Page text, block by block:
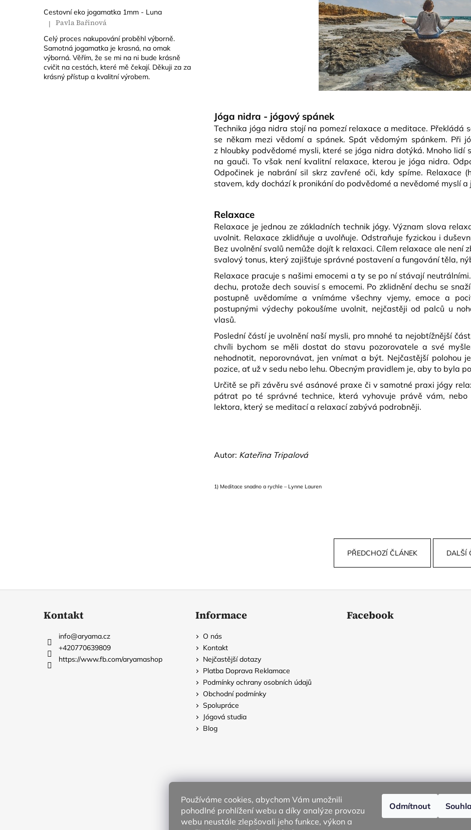
Používáme cookies, abychom Vám umožnili
pohodlné prohlížení webu a díky analýze provozu
webu neustále zlepšovali jeho funkce, výkon a
Odmítnout
Cestovní eko jogamatka 1mm - Luna
Hodnocení produktu je 5 z 5 hvězdiček.
| Pavla Bařinová
Celý proces nakupování proběhl výborně.
Samotná jogamatka je krasná, na omak
výborná. Věřím, že se mi na ni bude krásně
cvičit na cestách, které mě čekají. Děkuji za za
krásný přístup a kvalitní výrobem.
Jóga nidra - jógový spánek
Technika jóga nidra stojí na pomezí relaxace a meditace. Překládá
se někam mezi vědomí a spánek. Spát vědomým spánkem. Při
z hloubky podvědomé mysli, které se jóga nidra dotýká. Mnoho lidí
na gauči. To však není kvalitní relaxace, kterou je jóga nidra.
Odpočinek je nabrání sil skrz zavřené oči, kdy spíme. Relaxace
stavem, kdy dochází k pronikání do podvědomé a nevědomé myslí
Relaxace
Relaxace je jednou ze základních technik jógy. Význam slova
uvolnit. Relaxace zklidňuje a uvolňuje. Odstraňuje fyzickou i
Bez uvolnění svalů nemůže dojít k relaxaci. Cílem relaxace ale není
svalový tonus, který zajišťuje správné postavení a fungování těla,
Relaxace pracuje s našimi emocemi a ty se po ní stávají
dechu, protože dech souvisí s emocemi. Po zklidnění dechu se
postupně uvědomíme a vnímáme všechny vjemy, emoce a
postupnými výdechy pokoušíme uvolnit, nejčastěji od palců u
vlasů.
Poslední částí je uvolnění naší mysli, pro mnohé ta nejobtížnější
chvíli bychom se měli dostat do stavu pozorovatele a své
nehodnotit, neporovnávat, jen vnímat a být. Nejčastější polohou
pozice, ať už v sedu nebo lehu. Obecným pravidlem je, aby to byla
Určitě se při závěru své asánové praxe či v samotné praxi jógy
pátrat po té správné technice, která vyhovuje právě vám,
lektora, který se meditací a relaxací zabývá podrobněji.
Autor: Kateřina Tripalová
1) Meditace snadno a rychle – Lynne Lauren
PŘEDCHOZÍ ČLÁNEK DALŠÍ
590
Kč
EKO
PŘÍRODNÍ
JÓGAMATKA
3MM
-
BARVY
Kontakt
info@aryama.cz
+420770639809
https://www.fb.com/aryamashop
Informace
O nás
Kontakt
Nejčastější dotazy
Platba Doprava Reklamace
Podmínky ochrany osobních údajů
Obchodní podmínky
Spolupráce
Jógová studia
Blog
Facebook